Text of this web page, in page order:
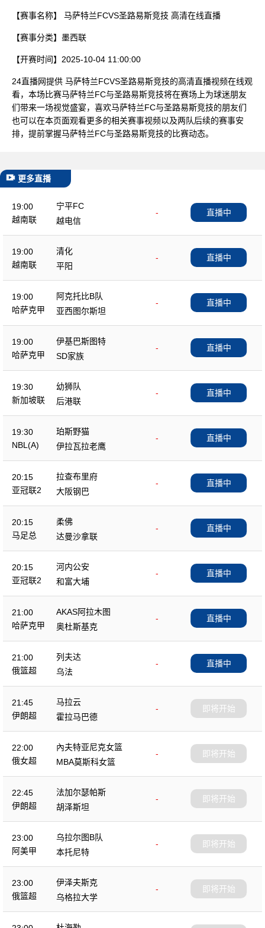
【赛事名称】 马萨特兰FCVS圣路易斯竞技 高清在线直播
【赛事分类】 墨西联
【开赛时间】 2025-10-04 11:00:00
24直播网提供 马萨特兰FCVS圣路易斯竞技的高清直播视频在线观
看，本场比赛马萨特兰FC与圣路易斯竞技将在赛场上为球迷朋友
们带来一场视觉盛宴，喜欢马萨特兰FC与圣路易斯竞技的朋友们
也可以在本页面观看更多的相关赛事视频以及两队后续的赛事安
排，提前掌握马萨特兰FC与圣路易斯竞技的比赛动态。
更多直播
19:00
越南联
宁平FC
-
越电信
直播中
19:00
越南联
清化
-
平阳
直播中
19:00
哈萨克甲
阿克托比B队
-
亚西图尔斯坦
直播中
19:00
哈萨克甲
伊基巴斯图特
-
SD家族
直播中
19:30
新加坡联
幼狮队
-
后港联
直播中
19:30
NBL(A)
珀斯野猫
-
伊拉瓦拉老鹰
直播中
20:15
亚冠联2
拉查布里府
-
大阪钢巴
直播中
20:15
马足总
柔佛
-
达曼沙拿联
直播中
20:15
亚冠联2
河内公安
-
和富大埔
直播中
21:00
哈萨克甲
AKAS阿拉木图
-
奥杜斯基克
直播中
21:00
俄篮超
列夫达
-
乌法
直播中
21:45
伊朗超
马拉云
-
霍拉马巴德
即将开始
22:00
俄女超
內夫特亚尼克女篮
-
MBA莫斯科女篮
即将开始
22:45
伊朗超
法加尔瑟帕斯
-
胡泽斯坦
即将开始
23:00
阿美甲
乌拉尔图B队
-
本托尼特
即将开始
23:00
俄篮超
伊泽夫斯克
-
乌格拉大学
即将开始